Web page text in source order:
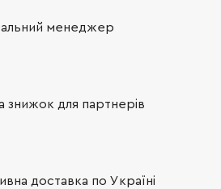
менеджер
знижок для партнерів
доставка по Україні